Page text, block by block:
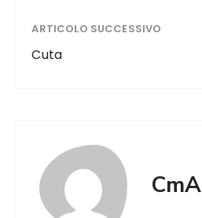
ARTICOLO SUCCESSIVO
Cuta
CmA